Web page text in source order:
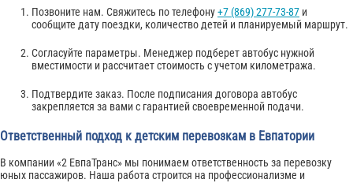
Позвоните нам. Свяжитесь по телефону+7 (869) 277-73-87 и
сообщите дату поездки, количество детей и планируемый маршрут.
Согласуйте параметры. Менеджер подберет автобус нужной
вместимости и рассчитает стоимость с учетом километража.
Подтвердите заказ. После подписания договора автобус
закрепляется за вами с гарантией своевременной подачи.
Ответственный подход к детским перевозкам в Евпатории
В компании «2 ЕвпаТранс» мы понимаем ответственность за перевозку
юных пассажиров. Наша работа строится на профессионализме и